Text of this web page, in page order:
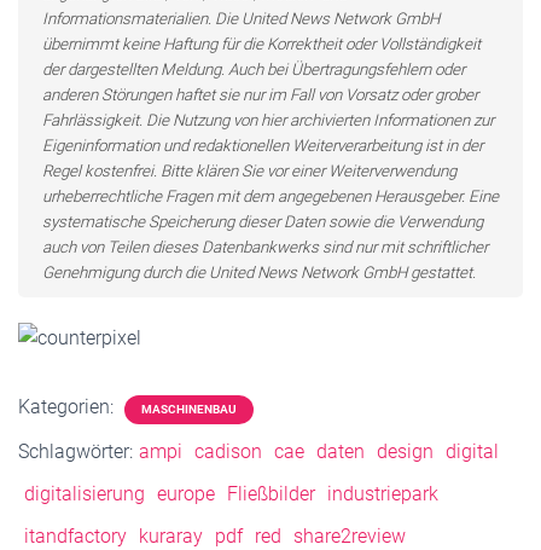
Informationsmaterialien. Die United News Network GmbH
übernimmt keine Haftung für die Korrektheit oder Vollständigkeit
der dargestellten Meldung. Auch bei Übertragungsfehlern oder
anderen Störungen haftet sie nur im Fall von Vorsatz oder grober
Fahrlässigkeit. Die Nutzung von hier archivierten Informationen zur
Eigeninformation und redaktionellen Weiterverarbeitung ist in der
Regel kostenfrei. Bitte klären Sie vor einer Weiterverwendung
urheberrechtliche Fragen mit dem angegebenen Herausgeber. Eine
systematische Speicherung dieser Daten sowie die Verwendung
auch von Teilen dieses Datenbankwerks sind nur mit schriftlicher
Genehmigung durch die United News Network GmbH gestattet.
Kategorien: MASCHINENBAU
Schlagwörter: ampi cadison cae daten design digital
digitalisierung europe Fließbilder industriepark
itandfactory
kuraray pdf red share2review